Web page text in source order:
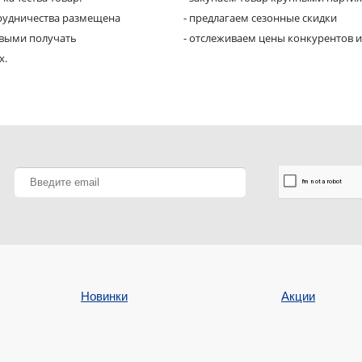
размещена
получать
- предлагаем сезонные скидки
- отслеживаем цены конкурентов
Новинки Акции